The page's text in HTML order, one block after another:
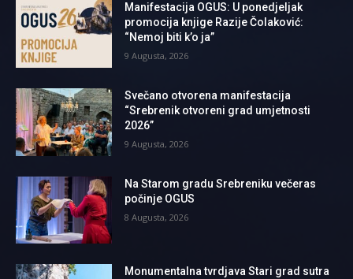
Manifestacija OGUS: U ponedjeljak
promocija knjige Razije Čolaković:
“Nemoj biti k’o ja”
9 Augusta, 2026
Svečano otvorena manifestacija
“Srebrenik otvoreni grad umjetnosti
2026”
9 Augusta, 2026
Na Starom gradu Srebreniku večeras
počinje OGUS
8 Augusta, 2026
Monumentalna tvrdjava Stari grad sutra